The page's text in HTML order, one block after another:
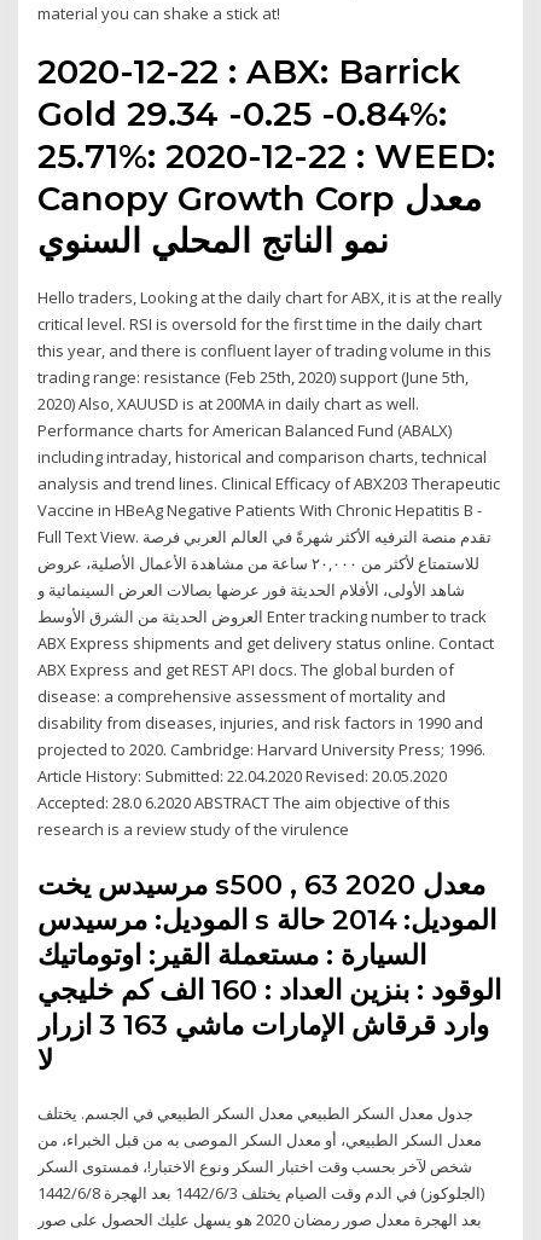
material you can shake a stick at!
2020-12-22 : ABX: Barrick
Gold 29.34 -0.25 -0.84%:
25.71%: 2020-12-22 : WEED:
Canopy Growth Corp معدل
نمو الناتج المحلي السنوي
Hello traders, Looking at the daily chart for ABX, it is at the really
critical level. RSI is oversold for the first time in the daily chart
this year, and there is confluent layer of trading volume in this
trading range: resistance (Feb 25th, 2020) support (June 5th,
2020) Also, XAUUSD is at 200MA in daily chart as well.
Performance charts for American Balanced Fund (ABALX)
including intraday, historical and comparison charts, technical
analysis and trend lines. Clinical Efficacy of ABX203 Therapeutic
Vaccine in HBeAg Negative Patients With Chronic Hepatitis B -
Full Text View. تقدم منصة الترفيه الأكثر شهرةً في العالم العربي فرصة
للاستمتاع لأكثر من ٢٠,٠٠٠ ساعة من مشاهدة الأعمال الأصلية، عروض
شاهد الأولى، الأفلام الحديثة فور عرضها بصالات العرض السينمائية و
العروض الحديثة من الشرق الأوسط Enter tracking number to track
ABX Express shipments and get delivery status online. Contact
ABX Express and get REST API docs. The global burden of
disease: a comprehensive assessment of mortality and
disability from diseases, injuries, and risk factors in 1990 and
projected to 2020. Cambridge: Harvard University Press; 1996.
Article History: Submitted: 22.04.2020 Revised: 20.05.2020
Accepted: 28.0 6.2020 ABSTRACT The aim objective of this
research is a review study of the virulence
مرسيدس يخت s500 معدل 2020 63 ,
الموديل: مرسيدس s الموديل: 2014 حالة
السيارة : مستعملة القير: اوتوماتيك
الوقود : بنزين العداد : 160 الف كم خليجي
وارد قرقاش الإمارات ماشي 163 3 ازرار
لا
جدول معدل السكر الطبيعي معدل السكر الطبيعي في الجسم. يختلف
معدل السكر الطبيعي، أو معدل السكر الموصى به من قبل الخبراء، من
شخص لآخر بحسب وقت اختبار السكر ونوع الاختبار!، فمستوى السكر
(الجلوكوز) في الدم وقت الصيام يختلف 3‏‏/6‏‏/1442 بعد الهجرة 8‏‏/6‏‏/1442
بعد الهجرة معدل صور رمضان 2020 هو يسهل عليك الحصول على صور